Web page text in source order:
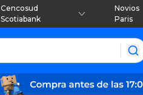
Cencosud
Scotiabank
Novios
Paris